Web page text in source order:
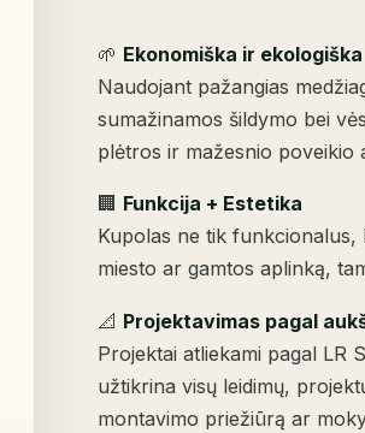
🌱 Ekonomiška ir ekologiška
Naudojant pažangias
sumažinamos šildymo bei
plėtros ir mažesnio poveikio
🏢 Funkcija + Estetika
Kupolas ne tik funkcionalus,
miesto ar gamtos aplinką,
📐 Projektavimas pagal
Projektai atliekami pagal LR
užtikrina visų leidimų,
montavimo priežiūrą ar